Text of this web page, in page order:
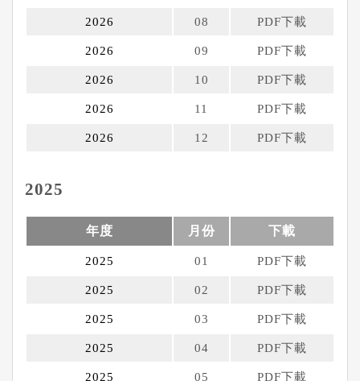
2026 08 PDF下載
2026 09 PDF下載
2026 10 PDF下載
2026 11 PDF下載
2026 12 PDF下載
2025
年度 月份 下載
2025 01 PDF下載
2025 02 PDF下載
2025 03 PDF下載
2025 04 PDF下載
2025 05 PDF下載